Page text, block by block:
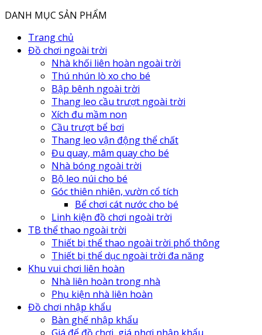
DANH MỤC SẢN PHẨM
Trang chủ
Đồ chơi ngoài trời
Nhà khối liên hoàn ngoài trời
Thú nhún lò xo cho bé
Bập bênh ngoài trời
Thang leo cầu trượt ngoài trời
Xích đu mầm non
Cầu trượt bể bơi
Thang leo vận động thể chất
Đu quay, mâm quay cho bé
Nhà bóng ngoài trời
Bộ leo núi cho bé
Góc thiên nhiên, vườn cổ tích
Bể chơi cát nước cho bé
Linh kiện đồ chơi ngoài trời
TB thể thao ngoài trời
Thiết bị thể thao ngoài trời phổ thông
Thiết bị thể dục ngoài trời đa năng
Khu vui chơi liên hoàn
Nhà liên hoàn trong nhà
Phụ kiện nhà liên hoàn
Đồ chơi nhập khẩu
Bàn ghế nhập khẩu